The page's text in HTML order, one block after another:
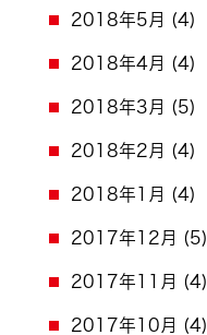
2018年5月 (4)
2018年4月 (4)
2018年3月 (5)
2018年2月 (4)
2018年1月 (4)
2017年12月 (5)
2017年11月 (4)
2017年10月 (4)